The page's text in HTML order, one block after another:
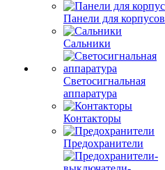
Панели для корпусов
Сальники
Светосигнальная
аппаратура
Контакторы
Предохранители